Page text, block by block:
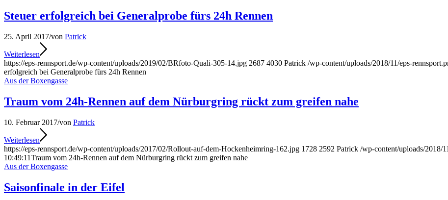
Steuer erfolgreich bei Generalprobe fürs 24h Rennen
25. April 2017/von Patrick
Weiterlesen
https://eps-rennsport.de/wp-content/uploads/2019/02/BRfoto-Quali-305-14.jpg 2687 4030 Patrick /wp-content/uploads/2018/11/eps-
erfolgreich bei Generalprobe fürs 24h Rennen
Aus der Boxengasse
Traum vom 24h-Rennen auf dem Nürburgring rückt zum greifen nahe
10. Februar 2017/von Patrick
Weiterlesen
https://eps-rennsport.de/wp-content/uploads/2017/02/Rollout-auf-dem-Hockenheimring-162.jpg 1728 2592 Patrick /wp-content/uploads/2018/
10:49:11Traum vom 24h-Rennen auf dem Nürburgring rückt zum greifen nahe
Aus der Boxengasse
Saisonfinale in der Eifel